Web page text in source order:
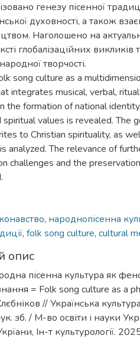
генезу пісенної
духовності, а також
Наголошено на
глобалізаційних
творчості.
song culture as a
integrates musical, verbal,
the formation of national
values is revealed. The
to Christian spirituality, as
analyzed. The relevance of
challenges and the
, народнопісенна
, folk song culture, cultural
опис
пісенна культура як
= Folk song culture as a
// Українська
зб. / М-во освіти і науки
Ін-т культурології.